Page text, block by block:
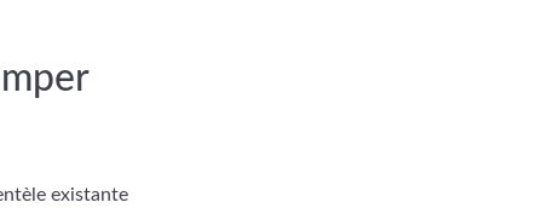
existante